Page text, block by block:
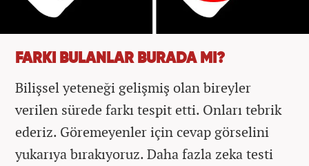
FARKI BULANLAR BURADA MI?
Bilişsel yeteneği gelişmiş olan bireyler
verilen sürede farkı tespit etti. Onları tebrik
ederiz. Göremeyenler için cevap görselini
yukarıya bırakıyoruz. Daha fazla zeka testi